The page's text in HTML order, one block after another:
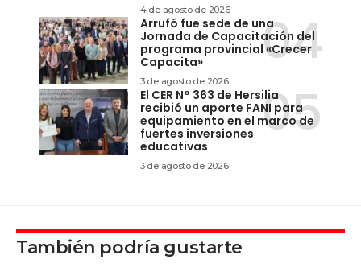
4 de agosto de 2026
Arrufó fue sede de una
Jornada de Capacitación del
programa provincial «Crecer
Capacita»
3 de agosto de 2026
El CER N° 363 de Hersilia
recibió un aporte FANI para
equipamiento en el marco de
fuertes inversiones
educativas
3 de agosto de 2026
También podría gustarte